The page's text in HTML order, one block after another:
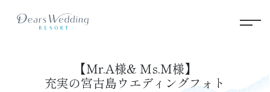
【Mr.A様& Ms.M様】
充実の宮古島ウエディングフォト